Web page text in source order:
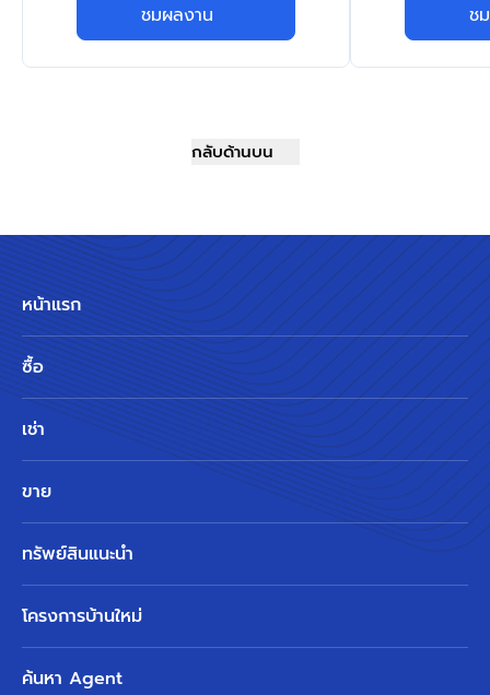
ชมผลงาน ช
กลับด้านบน
หน้าแรก
ซื้อ
เช่า
ขาย
ทรัพย์สินแนะนำ
โครงการบ้านใหม่
ค้นหา Agent